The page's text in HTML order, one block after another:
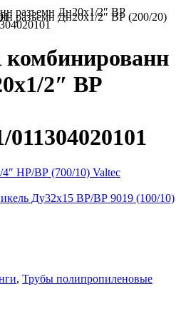
разъемн Дн20х1/2″ ВР
2″ ВР
011304020101
4″ НР/ВР (700/10) Valtec
Ду32х15 ВР/ВР 9019 (100/10)
, Трубы полипропиленовые